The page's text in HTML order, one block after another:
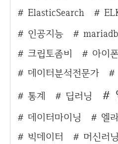
ElasticSearch
인공지능
mariadb
크립토좀비
아이
데이터분석전문가
통계
딥러닝
데이터마이닝
엘
빅데이터
머신러닝